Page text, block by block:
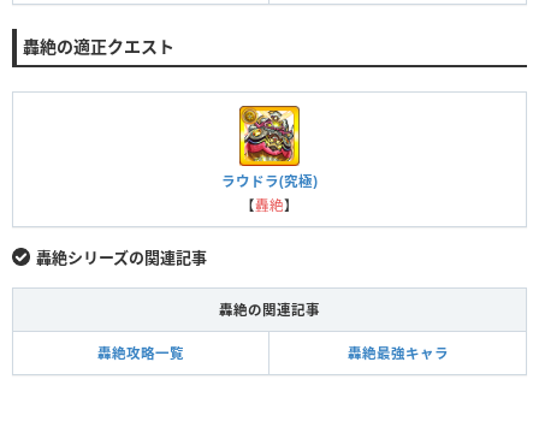
轟絶の適正クエスト
ラウドラ(究極)
【轟絶】
轟絶シリーズの関連記事
轟絶の関連記事
轟絶攻略一覧 轟絶最強キャラ